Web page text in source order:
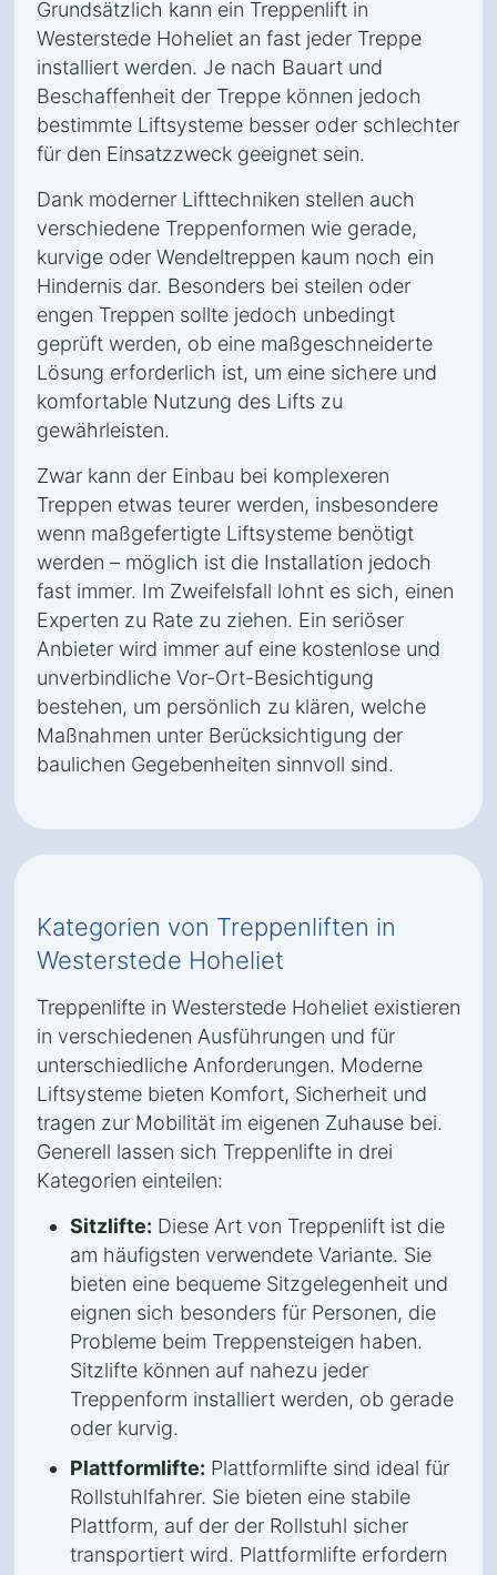
Grundsätzlich kann ein Treppenlift in
Westerstede Hoheliet an fast jeder Treppe
installiert werden. Je nach Bauart und
Beschaffenheit der Treppe können jedoch
bestimmte Liftsysteme besser oder schlechter
für den Einsatzzweck geeignet sein.
Dank moderner Lifttechniken stellen auch
verschiedene Treppenformen wie gerade,
kurvige oder Wendeltreppen kaum noch ein
Hindernis dar. Besonders bei steilen oder
engen Treppen sollte jedoch unbedingt
geprüft werden, ob eine maßgeschneiderte
Lösung erforderlich ist, um eine sichere und
komfortable Nutzung des Lifts zu
gewährleisten.
Zwar kann der Einbau bei komplexeren
Treppen etwas teurer werden, insbesondere
wenn maßgefertigte Liftsysteme benötigt
werden – möglich ist die Installation jedoch
fast immer. Im Zweifelsfall lohnt es sich, einen
Experten zu Rate zu ziehen. Ein seriöser
Anbieter wird immer auf eine kostenlose und
unverbindliche Vor-Ort-Besichtigung
bestehen, um persönlich zu klären, welche
Maßnahmen unter Berücksichtigung der
baulichen Gegebenheiten sinnvoll sind.
Kategorien von Treppenliften in
Westerstede Hoheliet
Treppenlifte in Westerstede Hoheliet existieren
in verschiedenen Ausführungen und für
unterschiedliche Anforderungen. Moderne
Liftsysteme bieten Komfort, Sicherheit und
tragen zur Mobilität im eigenen Zuhause bei.
Generell lassen sich Treppenlifte in drei
Kategorien einteilen:
Sitzlifte: Diese Art von Treppenlift ist die
am häufigsten verwendete Variante. Sie
bieten eine bequeme Sitzgelegenheit und
eignen sich besonders für Personen, die
Probleme beim Treppensteigen haben.
Sitzlifte können auf nahezu jeder
Treppenform installiert werden, ob gerade
oder kurvig.
Plattformlifte: Plattformlifte sind ideal für
Rollstuhlfahrer. Sie bieten eine stabile
Plattform, auf der der Rollstuhl sicher
transportiert wird. Plattformlifte erfordern